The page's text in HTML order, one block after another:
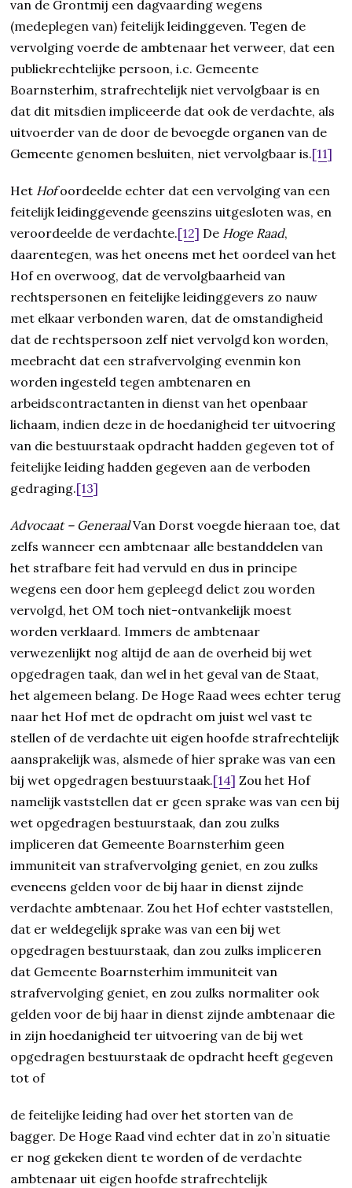
van de Grontmij een dagvaarding wegens
(medeplegen van) feitelijk leidinggeven. Tegen de
vervolging voerde de ambtenaar het verweer, dat een
publiekrechtelijke persoon, i.c. Gemeente
Boarnsterhim, strafrechtelijk niet vervolgbaar is en
dat dit mitsdien impliceerde dat ook de verdachte, als
uitvoerder van de door de bevoegde organen van de
Gemeente genomen besluiten, niet vervolgbaar is.[11]
Het Hofoordeelde echter dat een vervolging van een
feitelijk leidinggevende geenszins uitgesloten was, en
veroordeelde de verdachte.[12] De Hoge Raad,
daarentegen, was het oneens met het oordeel van het
Hof en overwoog, dat de vervolgbaarheid van
rechtspersonen en feitelijke leidinggevers zo nauw
met elkaar verbonden waren, dat de omstandigheid
dat de rechtspersoon zelf niet vervolgd kon worden,
meebracht dat een strafvervolging evenmin kon
worden ingesteld tegen ambtenaren en
arbeidscontractanten in dienst van het openbaar
lichaam, indien deze in de hoedanigheid ter uitvoering
van die bestuurstaak opdracht hadden gegeven tot of
feitelijke leiding hadden gegeven aan de verboden
gedraging.[13]
Advocaat – GeneraalVan Dorst voegde hieraan toe, dat
zelfs wanneer een ambtenaar alle bestanddelen van
het strafbare feit had vervuld en dus in principe
wegens een door hem gepleegd delict zou worden
vervolgd, het OM toch niet-ontvankelijk moest
worden verklaard. Immers de ambtenaar
verwezenlijkt nog altijd de aan de overheid bij wet
opgedragen taak, dan wel in het geval van de Staat,
het algemeen belang. De Hoge Raad wees echter terug
naar het Hof met de opdracht om juist wel vast te
stellen of de verdachte uit eigen hoofde strafrechtelijk
aansprakelijk was, alsmede of hier sprake was van een
bij wet opgedragen bestuurstaak.[14] Zou het Hof
namelijk vaststellen dat er geen sprake was van een bij
wet opgedragen bestuurstaak, dan zou zulks
impliceren dat Gemeente Boarnsterhim geen
immuniteit van strafvervolging geniet, en zou zulks
eveneens gelden voor de bij haar in dienst zijnde
verdachte ambtenaar. Zou het Hof echter vaststellen,
dat er weldegelijk sprake was van een bij wet
opgedragen bestuurstaak, dan zou zulks impliceren
dat Gemeente Boarnsterhim immuniteit van
strafvervolging geniet, en zou zulks normaliter ook
gelden voor de bij haar in dienst zijnde ambtenaar die
in zijn hoedanigheid ter uitvoering van de bij wet
opgedragen bestuurstaak de opdracht heeft gegeven
tot of
de feitelijke leiding had over het storten van de
bagger. De Hoge Raad vind echter dat in zo’n situatie
er nog gekeken dient te worden of de verdachte
ambtenaar uit eigen hoofde strafrechtelijk